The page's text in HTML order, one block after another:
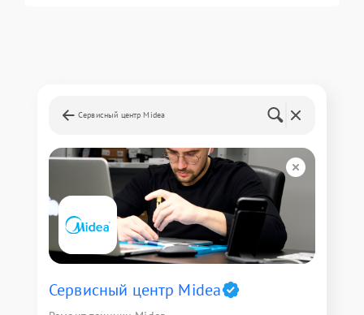
Сервисный центр Midea
Сервисный центр Midea